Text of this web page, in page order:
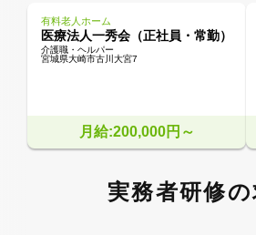
有料老人ホーム
医療法人一秀会（正社員・常勤）
介護職・ヘルパー
宮城県大崎市古川大宮7
月給:200,000円～
実務者研修の